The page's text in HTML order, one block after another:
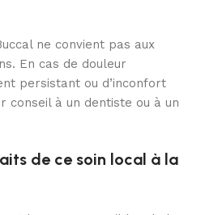
ne convient pas aux
En cas de douleur
persistant ou d’inconfort
conseil à un dentiste ou à un
de ce soin local à la